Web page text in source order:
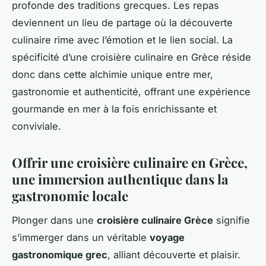
profonde des traditions grecques. Les repas
deviennent un lieu de partage où la découverte
culinaire rime avec l’émotion et le lien social. La
spécificité d’une croisière culinaire en Grèce réside
donc dans cette alchimie unique entre mer,
gastronomie et authenticité, offrant une expérience
gourmande en mer à la fois enrichissante et
conviviale.
Offrir une croisière culinaire en Grèce,
une immersion authentique dans la
gastronomie locale
Plonger dans une croisière culinaire Grèce signifie
s’immerger dans un véritable voyage
gastronomique grec, alliant découverte et plaisir.